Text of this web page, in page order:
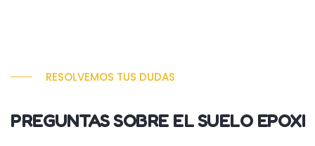
RESOLVEMOS TUS DUDAS
PREGUNTAS SOBRE EL SUELO EPOXI